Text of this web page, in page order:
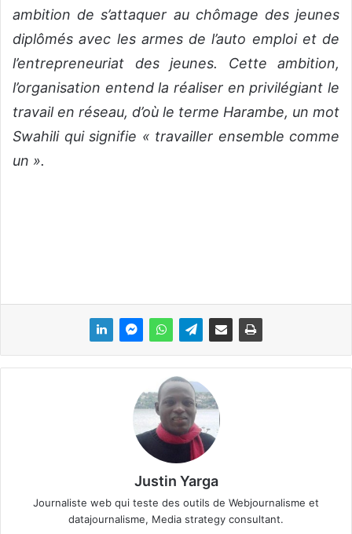
ambition de s’attaquer au chômage des jeunes
diplômés avec les armes de l’auto emploi et de
l’entrepreneuriat des jeunes. Cette ambition,
l’organisation entend la réaliser en privilégiant le
travail en réseau, d’où le terme Harambe, un mot
Swahili qui signifie « travailler ensemble comme
un ».
Justin Yarga
Journaliste web qui teste des outils de Webjournalisme et
datajournalisme, Media strategy consultant.